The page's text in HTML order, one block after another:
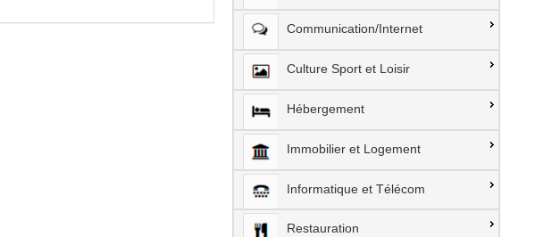
Communication/Internet
Culture Sport et Loisir
Hébergement
Immobilier et Logement
Informatique et Télécom
Restauration